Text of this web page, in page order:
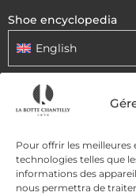
Pour offrir les meilleures
technologies telles que
informations des
nous permettra de
Shoe encyclopedia
English
DELIVERY METHODS
PAYMENT METHODS